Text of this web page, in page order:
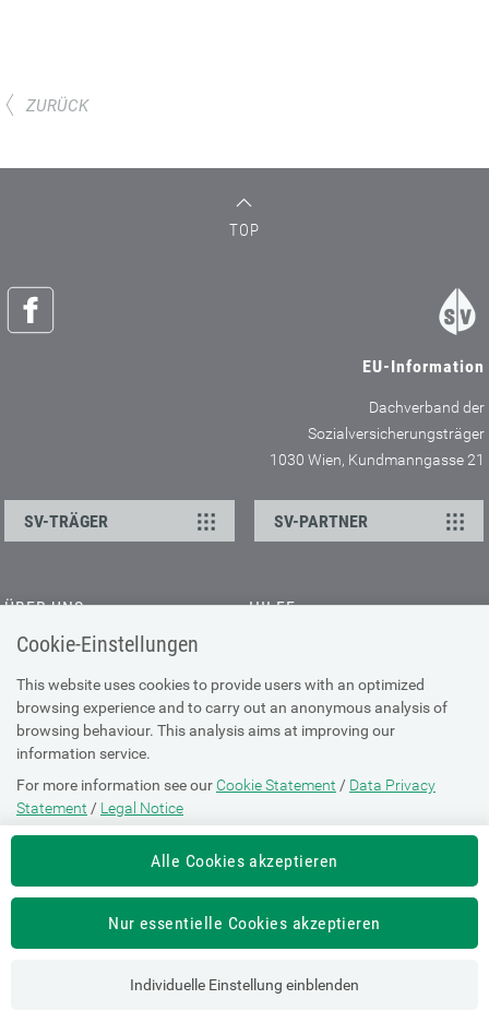
Cookie-Einstellungen
This website uses cookies to provide users with an optimized
browsing experience and to carry out an anonymous analysis of
browsing behaviour. This analysis aims at improving our
information service.
For more information see our Cookie Statement / Data Privacy
Statement / Legal Notice
Alle Cookies akzeptieren
Nur essentielle Cookies akzeptieren
Individuelle Einstellung einblenden
ZURÜCK
TOP
EU-Information
Dachverband der
Sozialversicherungsträger
1030 Wien, Kundmanngasse 21
SV-TRÄGER SV-PARTNER
ÜBER UNS
Kontakt
Offene Stellen
Presse
HILFE
Browser-Info & Sicherheit
Hilfe zur Suche
Technische Unterstützung
DATENSCHUTZ
Cookie-Erklärung
Datenschutz-Erklärung
Impressum
Nutzungsbestimmungen